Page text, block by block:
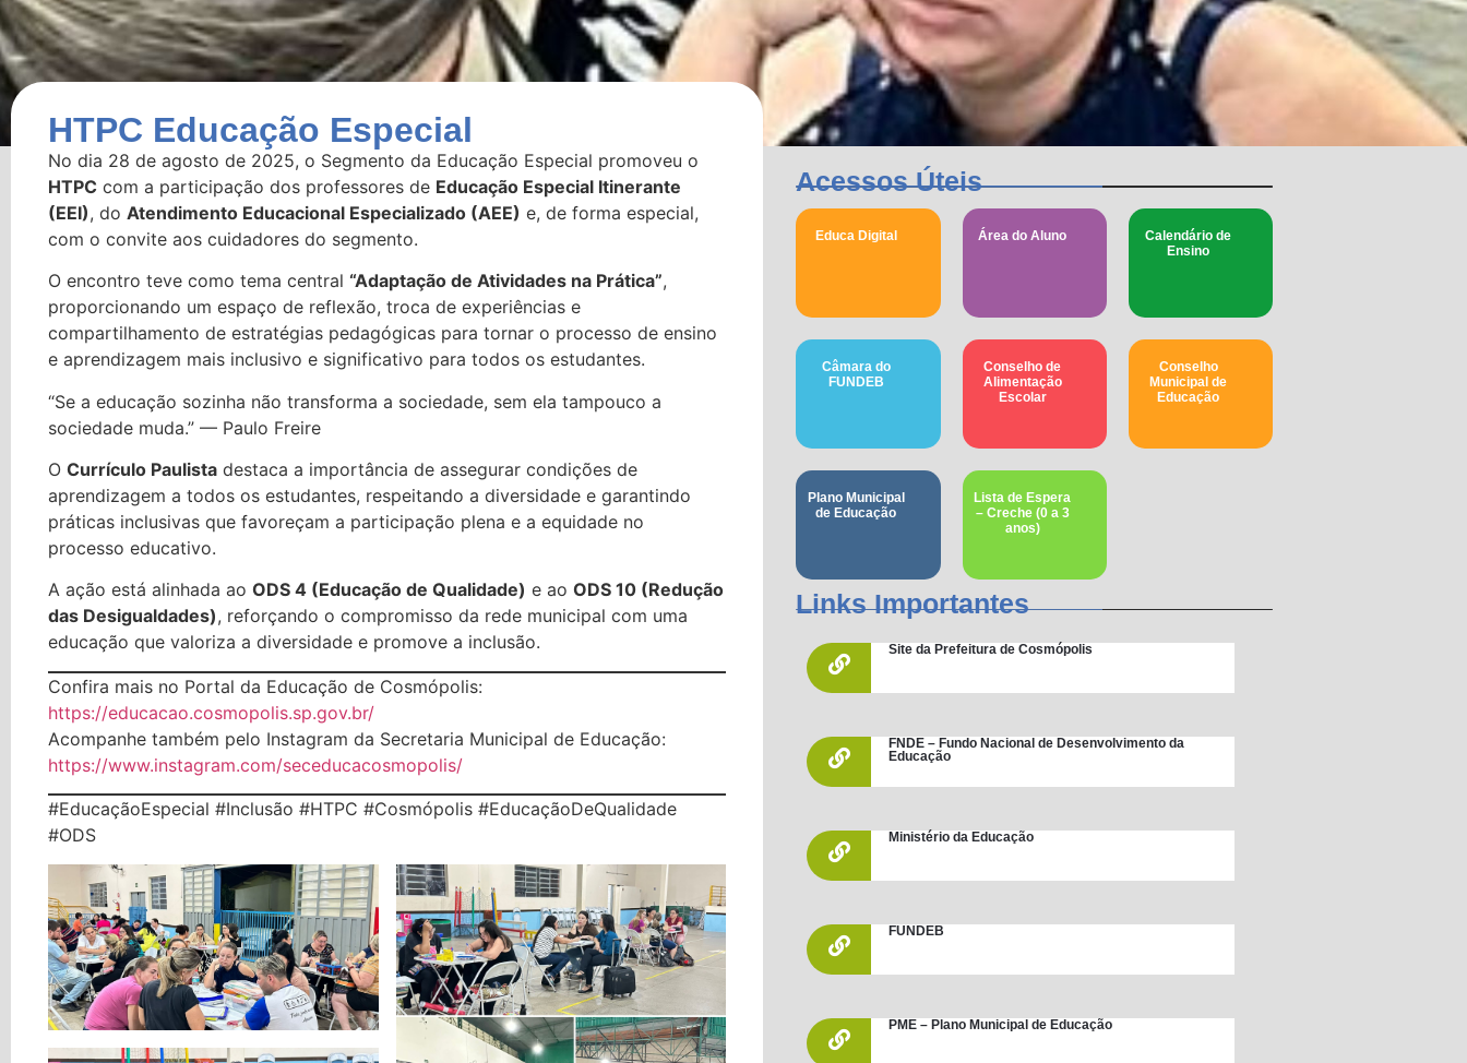
HTPC Educação Especial
No dia 28 de agosto de 2025, o Segmento da Educação Especial promoveu o
HTPC com a participação dos professores de Educação Especial Itinerante
(EEI), doAtendimento Educacional Especializado (AEE) e, de forma especial,
com o convite aos cuidadores do segmento.
O encontro teve como tema central“Adaptação de Atividades na Prática”,
proporcionando um espaço de reflexão, troca de experiências e
compartilhamento de estratégias pedagógicas para tornar o processo de ensino
e aprendizagem mais inclusivo e significativo para todos os estudantes.
“Se a educação sozinha não transforma a sociedade, sem ela tampouco a
sociedade muda.” — Paulo Freire
OCurrículo Paulista destaca a importância de assegurar condições de
aprendizagem a todos os estudantes, respeitando a diversidade e garantindo
práticas inclusivas que favoreçam a participação plena e a equidade no
processo educativo.
A ação está alinhada aoODS 4 (Educação de Qualidade) e aoODS 10 (Redução
das Desigualdades), reforçando o compromisso da rede municipal com uma
educação que valoriza a diversidade e promove a inclusão.
Confira mais no Portal da Educação de Cosmópolis:
https://educacao.cosmopolis.sp.gov.br/
Acompanhe também pelo Instagram da Secretaria Municipal de Educação:
https://www.instagram.com/seceducacosmopolis/
#EducaçãoEspecial #Inclusão #HTPC #Cosmópolis #EducaçãoDeQualidade
#ODS
Acessos Úteis
Educa Digital Área do Aluno
Calendário de
Ensino
Câmara do
FUNDEB
Conselho de
Alimentação
Escolar
Conselho
Municipal de
Educação​
Plano Municipal
de Educação
Lista de Espera
– Creche (0 a 3
anos)
Links Importantes
Site da Prefeitura de Cosmópolis
FNDE – Fundo Nacional de Desenvolvimento da
Educação
Ministério da Educação
FUNDEB
PME – Plano Municipal de Educação